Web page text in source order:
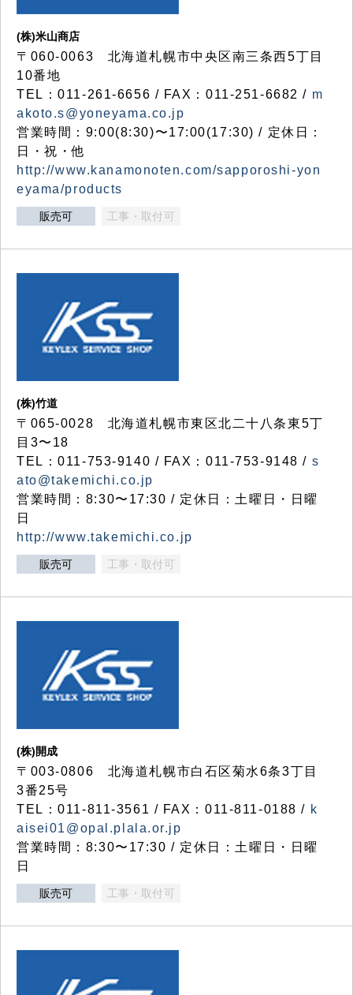
(株)米山商店
〒060-0063 北海道札幌市中央区南三条西5丁目
10番地
TEL：011-261-6656 / FAX：011-251-6682 / m
akoto.s@yoneyama.co.jp
営業時間：9:00(8:30)〜17:00(17:30) / 定休日：
日・祝・他
http://www.kanamonoten.com/sapporoshi-yon
eyama/products
販売可 工事・取付可
(株)竹道
〒065-0028 北海道札幌市東区北二十八条東5丁
目3〜18
TEL：011-753-9140 / FAX：011-753-9148 / s
ato@takemichi.co.jp
営業時間：8:30〜17:30 / 定休日：土曜日・日曜
日
http://www.takemichi.co.jp
販売可 工事・取付可
(株)開成
〒003-0806 北海道札幌市白石区菊水6条3丁目
3番25号
TEL：011-811-3561 / FAX：011-811-0188 / k
aisei01@opal.plala.or.jp
営業時間：8:30〜17:30 / 定休日：土曜日・日曜
日
販売可 工事・取付可